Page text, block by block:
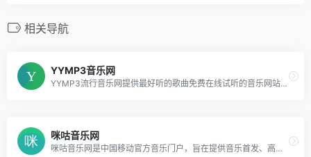
相关导航
YYMP3音乐网
YYMP3流行音乐网提供最好听的歌曲免费在线试听的音乐网站。收录了网上最新最流行的mp3音乐,网络歌曲,非主流,DJ音乐,伤感歌曲,经典老歌等等mp3歌曲,是您寻找好听的歌曲首选网站。
咪咕音乐网
咪咕音乐网是中国移动官方音乐门户，旨在提供音乐首发、高品质音乐试听、彩铃订购、歌曲下载、铃音管理、音乐电台、音乐视频等一站式音乐互动体验，好音乐尽在咪咕音乐网